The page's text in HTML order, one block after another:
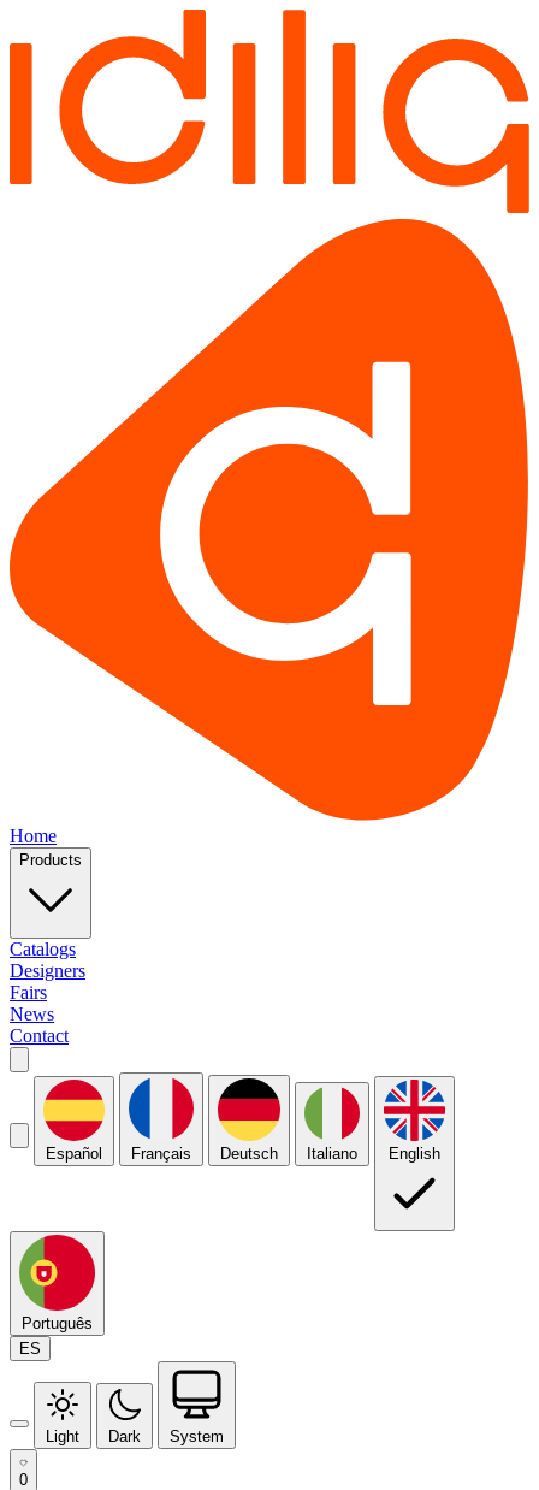
Home
Products
Catalogs
Designers
Fairs
News
Contact
Español Français Deutsch Italiano English
Português
ES
Light Dark System
0